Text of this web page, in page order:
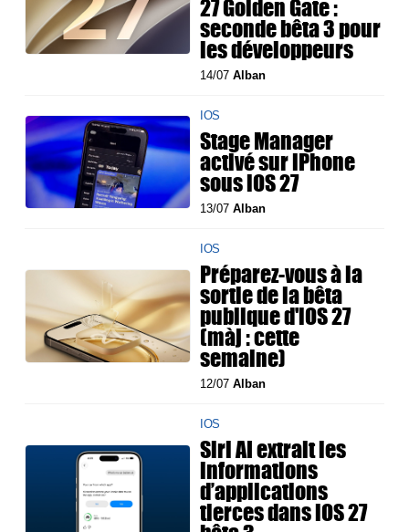
27 Golden Gate :
seconde bêta 3 pour
les développeurs
14/07Alban
IOS
Stage Manager
activé sur iPhone
sous iOS 27
13/07Alban
IOS
Préparez-vous à la
sortie de la bêta
publique d'iOS 27
(màj : cette
semaine)
12/07Alban
IOS
Siri AI extrait les
informations
d’applications
tierces dans iOS 27